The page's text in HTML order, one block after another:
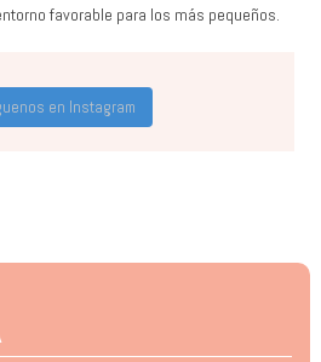
favorable para los más pequeños.
en Instagram